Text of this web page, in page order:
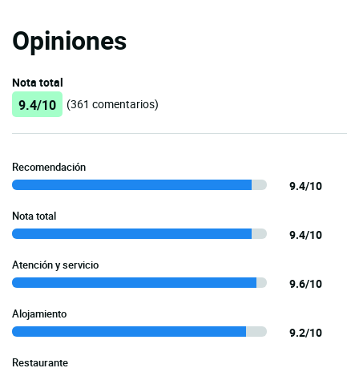
Opiniones
Nota total
9.4/10 (361 comentarios)
Recomendación
9.4/10
Nota total
9.4/10
Atención y servicio
9.6/10
Alojamiento
9.2/10
Restaurante